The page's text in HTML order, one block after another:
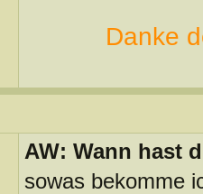
Danke
AW: Wann hast
sowas bekomme